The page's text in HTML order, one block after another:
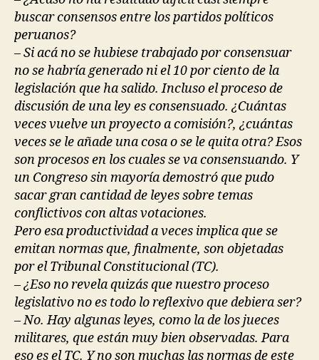
buscar consensos entre los partidos políticos
peruanos?
– Si acá no se hubiese trabajado por consensuar
no se habría generado ni el 10 por ciento de la
legislación que ha salido. Incluso el proceso de
discusión de una ley es consensuado. ¿Cuántas
veces vuelve un proyecto a comisión?, ¿cuántas
veces se le añade una cosa o se le quita otra? Esos
son procesos en los cuales se va consensuando. Y
un Congreso sin mayoría demostró que pudo
sacar gran cantidad de leyes sobre temas
conflictivos con altas votaciones.
Pero esa productividad a veces implica que se
emitan normas que, finalmente, son objetadas
por el Tribunal Constitucional (TC).
– ¿Eso no revela quizás que nuestro proceso
legislativo no es todo lo reflexivo que debiera ser?
– No. Hay algunas leyes, como la de los jueces
militares, que están muy bien observadas. Para
eso es el TC. Y no son muchas las normas de este